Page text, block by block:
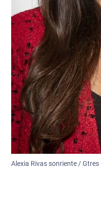
Alexia Rivas sonriente / Gtres